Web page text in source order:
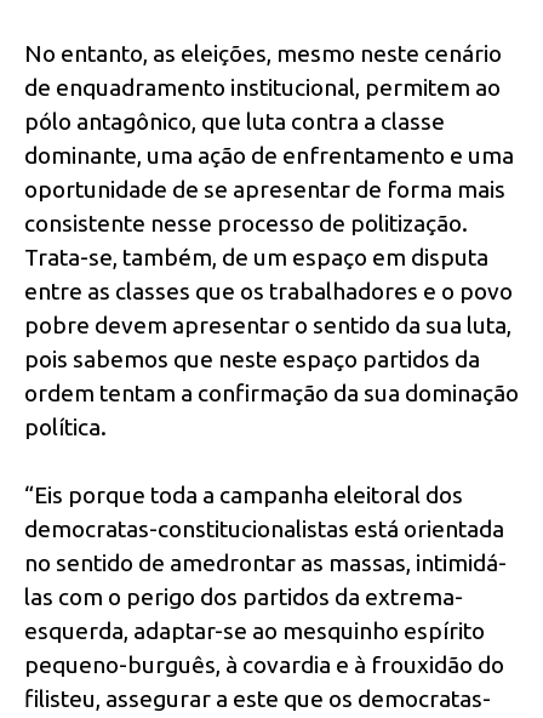
No entanto, as eleições, mesmo neste cenário
de enquadramento institucional, permitem ao
pólo antagônico, que luta contra a classe
dominante, uma ação de enfrentamento e uma
oportunidade de se apresentar de forma mais
consistente nesse processo de politização.
Trata-se, também, de um espaço em disputa
entre as classes que os trabalhadores e o povo
pobre devem apresentar o sentido da sua luta,
pois sabemos que neste espaço partidos da
ordem tentam a confirmação da sua dominação
política.
“Eis porque toda a campanha eleitoral dos
democratas-constitucionalistas está orientada
no sentido de amedrontar as massas, intimidá-
las com o perigo dos partidos da extrema-
esquerda, adaptar-se ao mesquinho espírito
pequeno-burguês, à covardia e à frouxidão do
filisteu, assegurar a este que os democratas-